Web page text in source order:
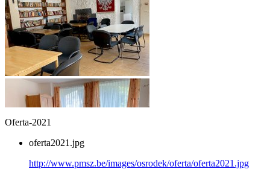
Oferta-2021
oferta2021.jpg
http://www.pmsz.be/images/osrodek/oferta/oferta2021.jpg